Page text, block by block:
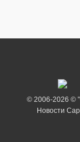
© 2006-2026 ©
Новости